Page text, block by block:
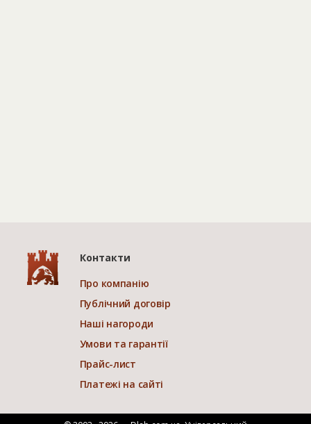
Контакти
Про компанію
Публічний договір
Наші нагороди
Умови та гарантії
Прайс-лист
Платежі на сайті